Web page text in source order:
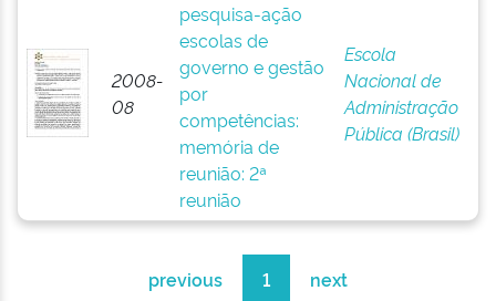
2008-
08
pesquisa-ação
escolas de
governo e gestão
por
competências:
memória de
reunião: 2ª
reunião
Escola
Nacional de
Administração
Pública (Brasil)
previous 1 next